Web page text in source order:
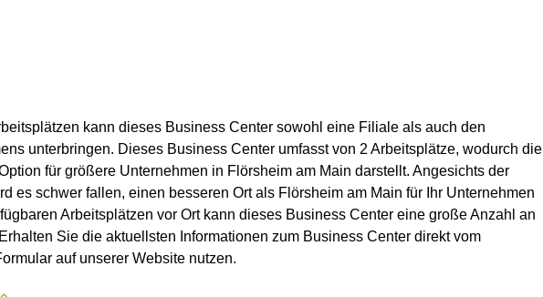
kann dieses Business Center sowohl eine Filiale als auch den
unterbringen. Dieses Business Center umfasst von 2 Arbeitsplätze, wodurch die
für größere Unternehmen in Flörsheim am Main darstellt. Angesichts der
es schwer fallen, einen besseren Ort als Flörsheim am Main für Ihr Unternehmen
Arbeitsplätzen vor Ort kann dieses Business Center eine große Anzahl an
Sie die aktuellsten Informationen zum Business Center direkt vom
auf unserer Website nutzen.